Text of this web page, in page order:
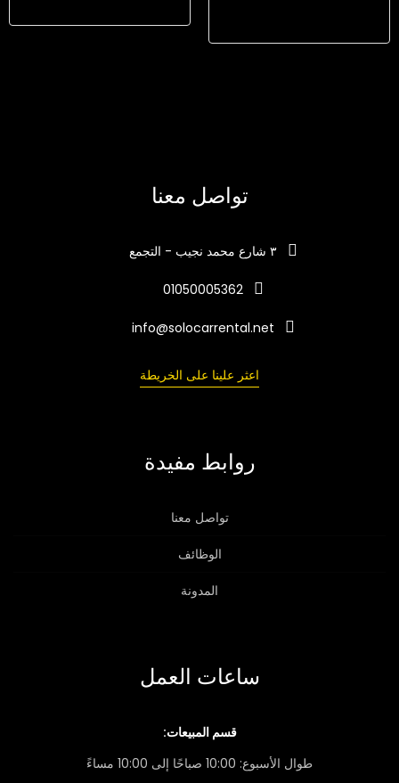
تواصل معنا
٣ شارع محمد نجيب - التجمع
01050005362
info@solocarrental.net
اعثر علينا على الخريطة
روابط مفيدة
تواصل معنا
الوظائف
المدونة
ساعات العمل
قسم المبيعات:
طوال الأسبوع: 10:00 صباحًا إلى 10:00 مساءً